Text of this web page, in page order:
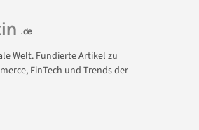
.de
Welt. Fundierte Artikel zu
FinTech und Trends der